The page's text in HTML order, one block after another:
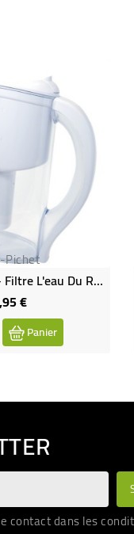
Carafe Filtrante - Filtre L'eau Du Robinet
€Prix
Panier
contact dans les